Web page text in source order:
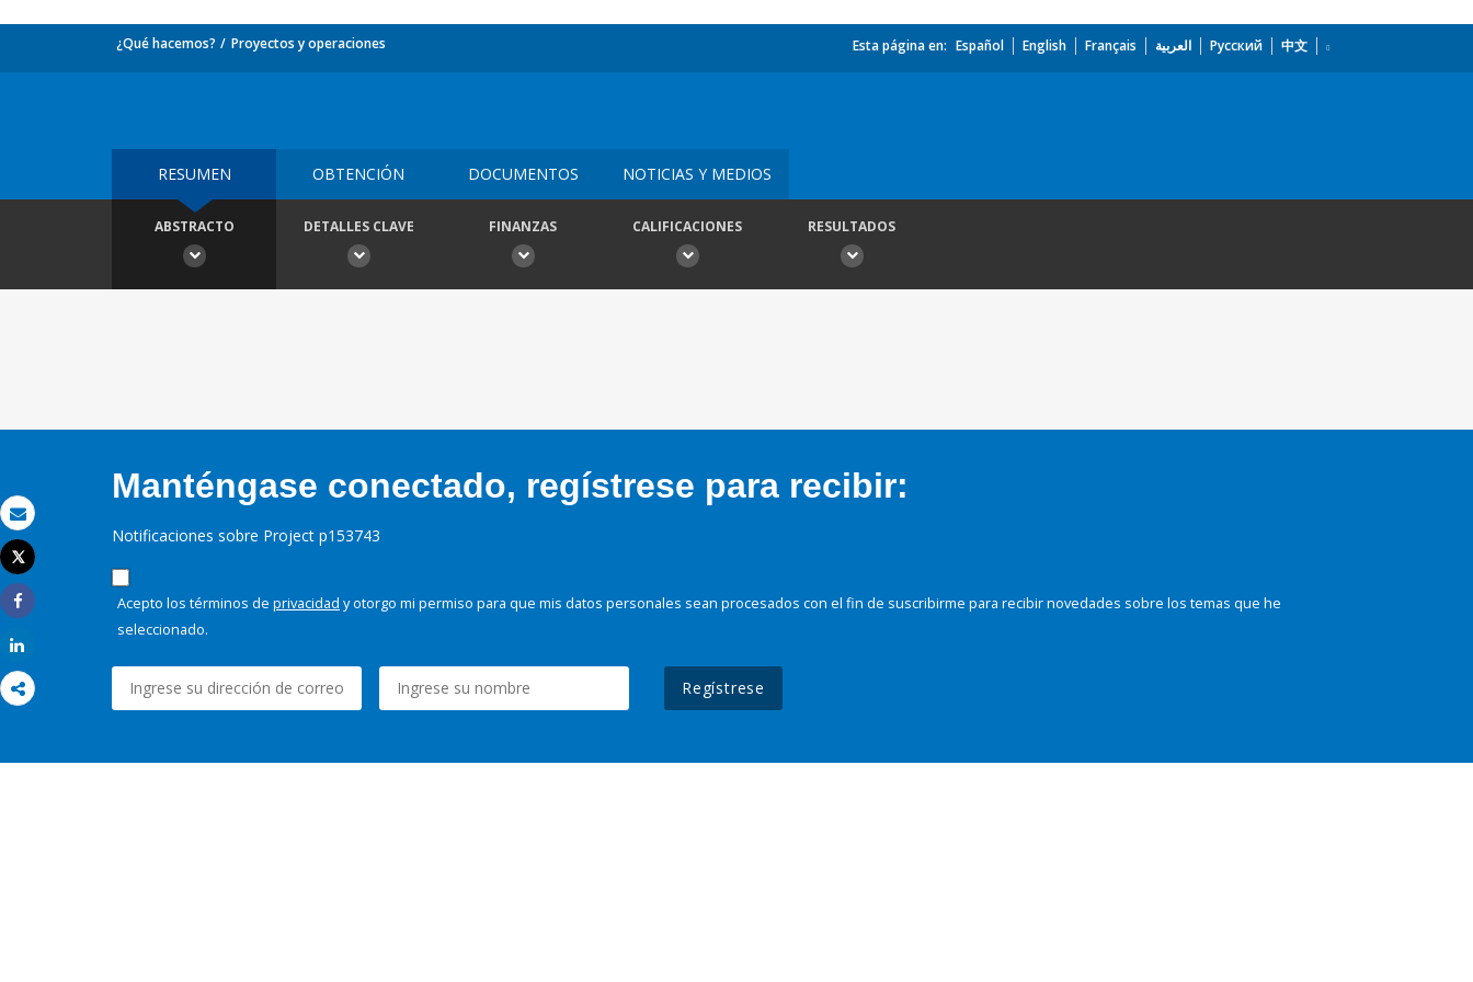
Correo electrónico
Imprimir
Tweet
Share
¿Qué hacemos? Proyectos y operaciones Esta página en: Español English Français العربية Русский 中文
RESUMEN OBTENCIÓN DOCUMENTOS NOTICIAS Y MEDIOS
ABSTRACTO DETALLES CLAVE FINANZAS CALIFICACIONES RESULTADOS
Manténgase conectado, regístrese para recibir:
Notificaciones sobre Project p153743
Acepto los términos de privacidad y otorgo mi permiso para que mis datos personales sean procesados con el fin de suscribirme para recibir novedades sobre los temas que he
seleccionado.
Regístrese